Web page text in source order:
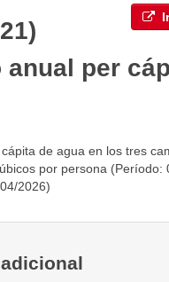
anual per
de agua en los tres
por persona (Período:
2026)